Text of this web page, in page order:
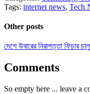
Tags: internet news, Tech
Other posts
দেশে উবারের নিরাপত্তা ফিচার চালু
Comments
So empty here ... leave a